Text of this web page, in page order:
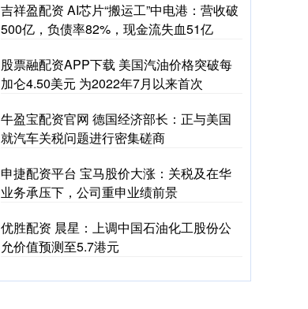
吉祥盈配资 AI芯片“搬运工”中电港：营收破
500亿，负债率82%，现金流失血51亿
股票融配资APP下载 美国汽油价格突破每
加仑4.50美元 为2022年7月以来首次
牛盈宝配资官网 德国经济部长：正与美国
就汽车关税问题进行密集磋商
申捷配资平台 宝马股价大涨：关税及在华
业务承压下，公司重申业绩前景
优胜配资 晨星：上调中国石油化工股份公
允价值预测至5.7港元